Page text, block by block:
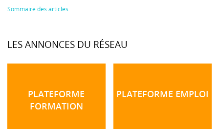
Sommaire des articles
LES ANNONCES DU RÉSEAU
PLATEFORME
FORMATION
PLATEFORME EMPLOI